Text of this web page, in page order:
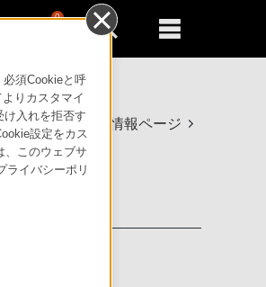
0
製品情報ページ
須Cookieと呼
りカスタマイ
け入れを拒否す
設定をカス
、このウェブサ
ライバシーポリ